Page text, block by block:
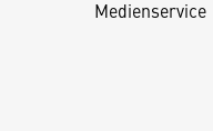
Medienservice